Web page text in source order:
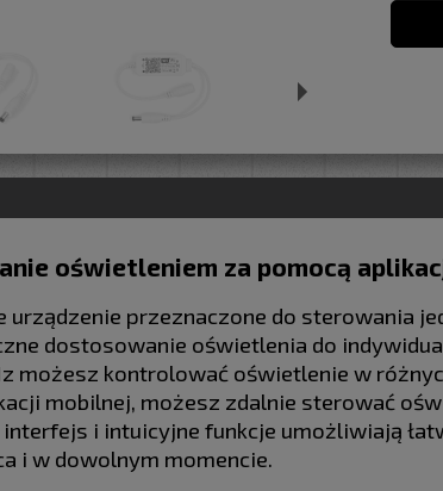
oświetleniem za pomocą
urządzenie przeznaczone do sterowania
dostosowanie oświetlenia do
możesz kontrolować oświetlenie w
mobilnej, możesz zdalnie sterować
i intuicyjne funkcje umożliwiają
i w dowolnym momencie.